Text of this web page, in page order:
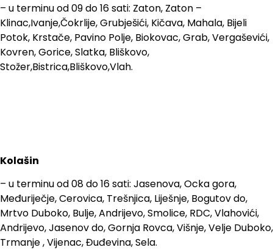
– u terminu od 09 do 16 sati: Zaton, Zaton –
Klinac,Ivanje,Čokrlije, Grubješići, Kičava, Mahala, Bijeli
Potok, Krstače, Pavino Polje, Biokovac, Grab, Vergaševići,
Kovren, Gorice, Slatka, Bliškovo,
Stožer,Bistrica,Bliškovo,Vlah.
Kolašin
– u terminu od 08 do 16 sati: Jasenova, Ocka gora,
Međuriječje, Cerovica, Trešnjica, Liješnje, Bogutov do,
Mrtvo Duboko, Bulje, Andrijevo, Smolice, RDC, Vlahovići,
Andrijevo, Jasenov do, Gornja Rovca, Višnje, Velje Duboko,
Trmanje , Vijenac, Đuđevina, Sela.